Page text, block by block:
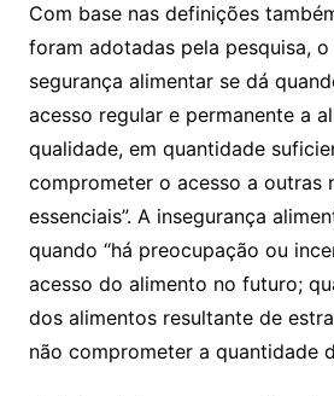
Com base nas definições
foram adotadas pela pesquisa,
segurança alimentar se dá
acesso regular e permanente a
qualidade, em quantidade
comprometer o acesso a outras
essenciais”. A insegurança
quando “há preocupação ou
acesso do alimento no futuro;
dos alimentos resultante de
não comprometer a quantidade